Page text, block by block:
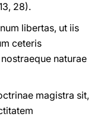
28).
libertas, ut iis
ceteris
naturae
magistra sit,